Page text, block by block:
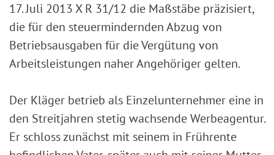
17. Juli 2013 X R 31/12 die Maßstäbe präzisiert,
die für den steuermindernden Abzug von
Betriebsausgaben für die Vergütung von
Arbeitsleistungen naher Angehöriger gelten.
Der Kläger betrieb als Einzelunternehmer eine in
den Streitjahren stetig wachsende Werbeagentur.
Er schloss zunächst mit seinem in Frührente